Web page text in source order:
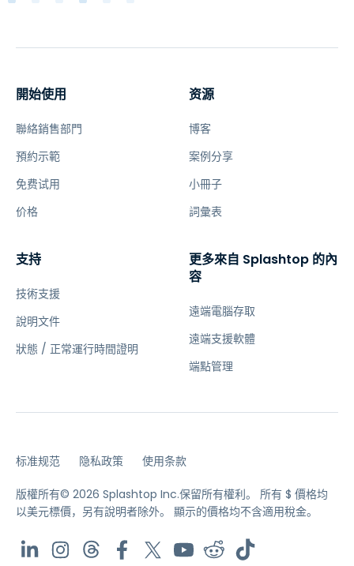
開始使用
聯絡銷售部門
預約示範
免费试用
价格
资源
博客
案例分享
小冊子
詞彙表
支持
技術支援
說明文件
狀態 / 正常運行時間證明
更多來自 Splashtop 的內
容
遠端電腦存取
遠端支援軟體
端點管理
标准规范 隐私政策 使用条款
版權所有© 2026 Splashtop Inc.保留所有權利。
所有 $ 價格均
以美元標價，另有說明者除外。
顯示的價格均不含適用稅金。